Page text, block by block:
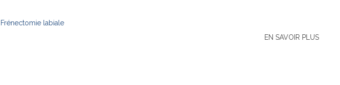
Frénectomie labiale
EN SAVOIR PLUS